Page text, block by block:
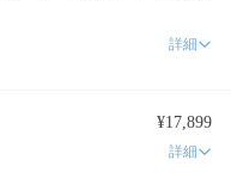
詳細
¥17,899
詳細